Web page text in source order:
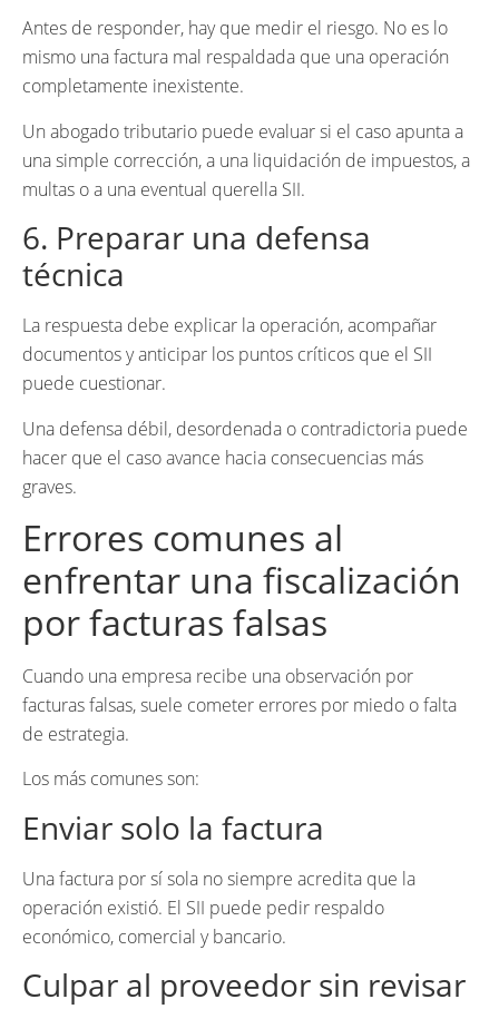
Antes de responder, hay que medir el riesgo. No es lo
mismo una factura mal respaldada que una operación
completamente inexistente.
Un abogado tributario puede evaluar si el caso apunta a
una simple corrección, a una liquidación de impuestos, a
multas o a una eventual querella SII.
6. Preparar una defensa
técnica
La respuesta debe explicar la operación, acompañar
documentos y anticipar los puntos críticos que el SII
puede cuestionar.
Una defensa débil, desordenada o contradictoria puede
hacer que el caso avance hacia consecuencias más
graves.
Errores comunes al
enfrentar una fiscalización
por facturas falsas
Cuando una empresa recibe una observación por
facturas falsas, suele cometer errores por miedo o falta
de estrategia.
Los más comunes son:
Enviar solo la factura
Una factura por sí sola no siempre acredita que la
operación existió. El SII puede pedir respaldo
económico, comercial y bancario.
Culpar al proveedor sin revisar